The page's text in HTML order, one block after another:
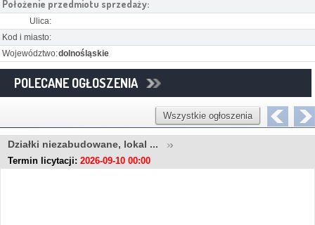
Położenie przedmiotu sprzedaży:
Ulica:
Kod i miasto:
Województwo:dolnośląskie
POLECANE OGŁOSZENIA
Wszystkie ogłoszenia
Działki niezabudowane, lokal ...
Termin licytacji: 2026-09-10 00:00